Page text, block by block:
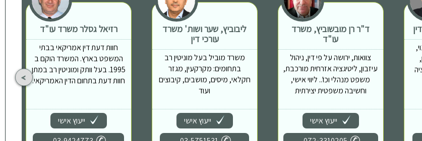
ד"ר רן מובשוביץ, משרד
עו"ד
צוואות, ירושה על פי דין, ניהול
עיזבון, ליטיגציה אזרחית מורכבת,
משפט מנהלי וכו'.. ליווי אישי,
וחשיבה משפטית יצירתית
ייעוץ אישי
ליבוביץ, שער ושות' משרד
עורכי דין
משרד מוביל בעל מוניטין רב
בתחומים: מקרקעין, מגזר
חקלאי, מיסים, מושבים, קיבוצים
ועוד
ייעוץ אישי
רזיאל גסלר משרד עו"ד
חוות דעת דין אמריקאי בבתי
המשפט בארץ. המשרד הוקם ב
1995. בעל וותק ומוניטין רב במתן
חוות דעת בתחום הדין האמריקאי.
ייעוץ אישי